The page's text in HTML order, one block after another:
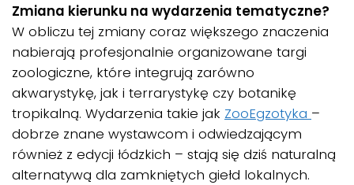
Zmiana kierunku na wydarzenia tematyczne?
W obliczu tej zmiany coraz większego znaczenia
nabierają profesjonalnie organizowane targi
zoologiczne, które integrują zarówno
akwarystykę, jak i terrarystykę czy botanikę
tropikalną. Wydarzenia takie jak ZooEgzotyka –
dobrze znane wystawcom i odwiedzającym
również z edycji łódzkich – stają się dziś naturalną
alternatywą dla zamkniętych giełd lokalnych.